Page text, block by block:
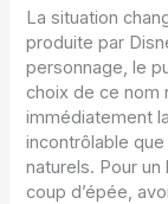
La situation
produite par
personnage, le
choix de ce nom
immédiatement
incontrôlable
naturels. Pour un
coup d’épée,